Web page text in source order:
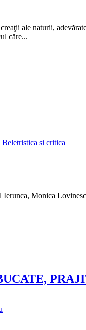
ale naturii,
căre...
Beletristica si critica
Monica